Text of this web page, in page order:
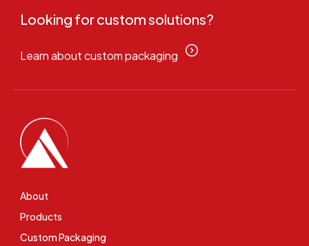
Looking for custom solutions?
Learn about custom packaging
About
Products
Custom Packaging